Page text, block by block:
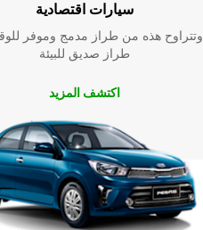
سيارات اقتصادية
وتتراوح هذه من طراز مدمج وموفر
طراز صديق للبيئة
اكتشف المزيد